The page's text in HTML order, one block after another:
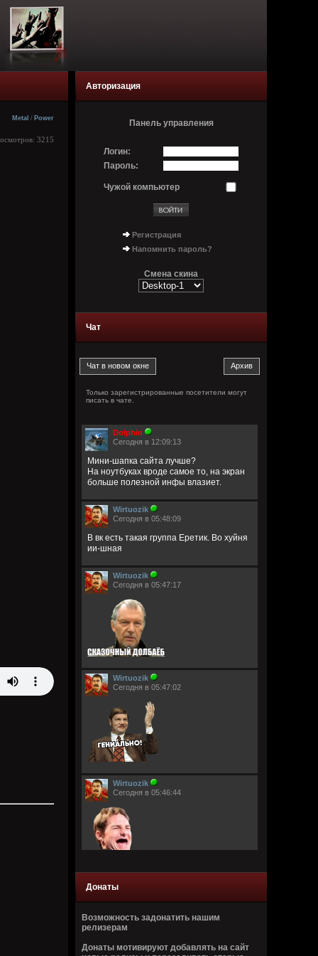
Metal / Power
3215
Авторизация
Панель управления
Логин:
Пароль:
Чужой компьютер
Регистрация
Напомнить пароль?
Смена скина
Чат
Только зарегистрированные посетители могут
писать в чате.
Dolphin
Сегодня в 12:09:13
Мини-шапка сайта лучше?
На ноутбуках вроде самое то, на экран
больше полезной инфы влазиет.
Wirtuozik
Сегодня в 05:48:09
В вк есть такая группа Еретик. Во хуйня
ии-шная
Wirtuozik
Сегодня в 05:47:17
Wirtuozik
Сегодня в 05:47:02
Wirtuozik
Сегодня в 05:46:44
Виртуоз - Говно, залупа, пенис, хер,
Головка, шлюха, жопа, член, еблан,
Донаты
Возможность задонатить нашим
релизерам
Донаты мотивируют добавлять на сайт